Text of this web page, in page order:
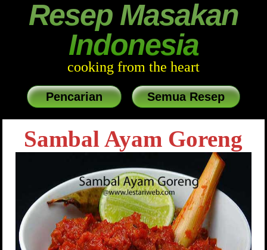
Resep Masakan
Indonesia
cooking from the heart
Pencarian Semua Resep
Sambal Ayam Goreng